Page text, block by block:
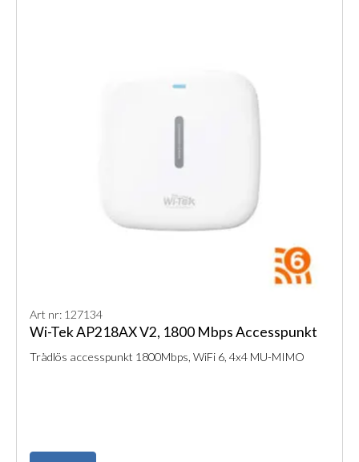
Art nr: 127134
Wi-Tek AP218AX V2, 1800 Mbps Accesspunkt
Trådlös accesspunkt 1800Mbps, WiFi 6, 4x4 MU-MIMO